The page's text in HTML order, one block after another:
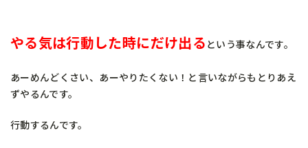
やる気は行動した時にだけ出る という事なんです。
あーめんどくさい、あーやりたくない！と言いながらもとりあえ
ずやるんです。
行動するんです。